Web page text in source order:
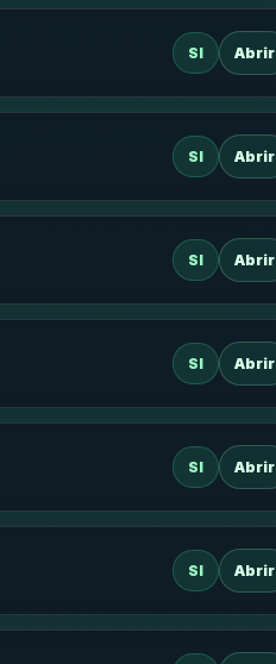
SI Abrir
SI Abrir
SI Abrir
SI Abrir
SI Abrir
SI Abrir